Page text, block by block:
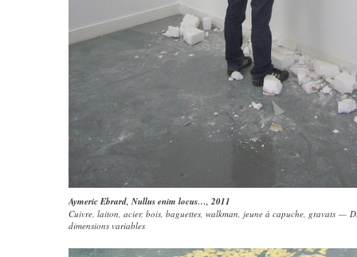
Aymeric Ebrard, Nullus enim locus…, 2011
Cuivre, laiton, acier, bois, baguettes, walkman, jeune à capuche, gravats —
dimensions variables